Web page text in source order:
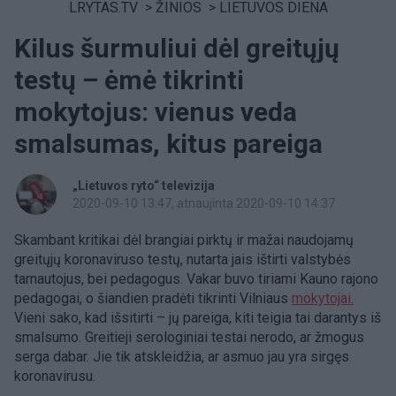
LRYTAS.TV > ŽINIOS > LIETUVOS DIENA
Kilus šurmuliui dėl greitųjų
testų – ėmė tikrinti
mokytojus: vienus veda
smalsumas, kitus pareiga
„Lietuvos ryto“ televizija
2020-09-10 13:47, atnaujinta 2020-09-10 14:37
Skambant kritikai dėl brangiai pirktų ir mažai naudojamų
greitųjų koronaviruso testų, nutarta jais ištirti valstybės
tarnautojus, bei pedagogus. Vakar buvo tiriami Kauno rajono
pedagogai, o šiandien pradėti tikrinti Vilniaus mokytojai.
Vieni sako, kad išsitirti – jų pareiga, kiti teigia tai darantys iš
smalsumo. Greitieji serologiniai testai nerodo, ar žmogus
serga dabar. Jie tik atskleidžia, ar asmuo jau yra sirgęs
koronavirusu.